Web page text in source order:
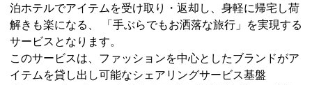
泊ホテルでアイテムを受け取り・返却し、身軽に帰宅し荷
解きも楽になる、 「手ぶらでもお洒落な旅行」を実現する
サービスとなります。
このサービスは、ファッションを中心としたブランドがア
イテムを貸し出し可能なシェアリングサービス基盤